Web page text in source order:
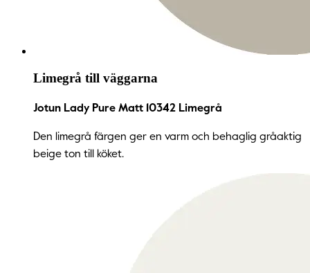
Limegrå till väggarna
Jotun Lady Pure Matt 10342 Limegrå
Den limegrå färgen ger en varm och behaglig gråaktig
beige ton till köket.